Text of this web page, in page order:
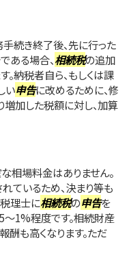
続き終了後、先に行った
ある場合、相続税の追加
。納税者自ら、もしくは課
い申告に改めるために、修
増加した税額に対し、加算
相場料金はありません。
ているため、決まり等も
税理士に相続税の申告を
1%程度です。相続財産
も高くなります。ただ